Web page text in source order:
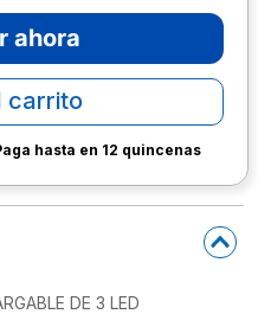
ahora
carrito
hasta en 12 quincenas
DE 3 LED